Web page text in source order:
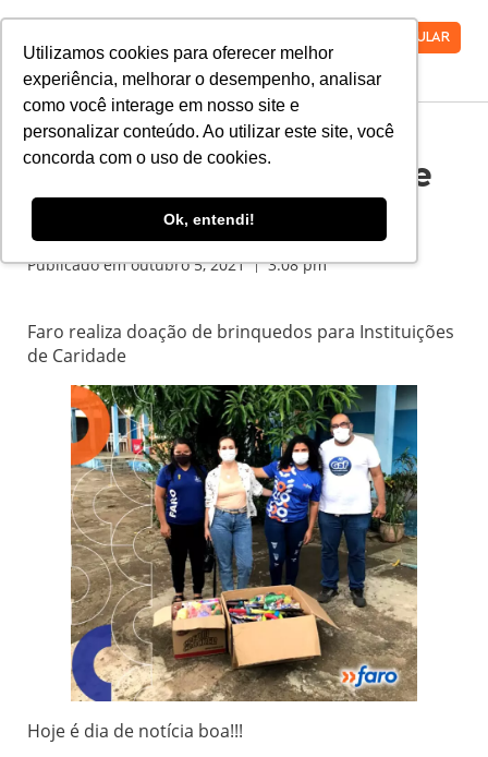
Utilizamos cookies para oferecer melhor
experiência, melhorar o desempenho, analisar
como você interage em nosso site e
personalizar conteúdo. Ao utilizar este site, você
concorda com o uso de cookies.
Ok, entendi!
VESTIBULAR
Faro Realiza Doação de
brinquedos
Publicado emoutubro 5, 2021 3:08 pm
Faro realiza doação de brinquedos para Instituições
de Caridade
Hoje é dia de notícia boa!!!